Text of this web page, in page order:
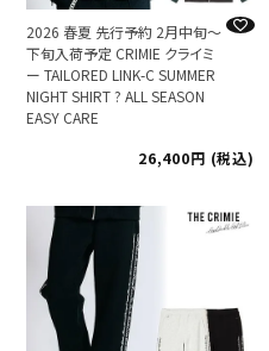
2026 春夏 先行予約 2月中旬～
下旬入荷予定 CRIMIE クライミ
ー TAILORED LINK-C SUMMER
NIGHT SHIRT ? ALL SEASON
EASY CARE
26,400
税込